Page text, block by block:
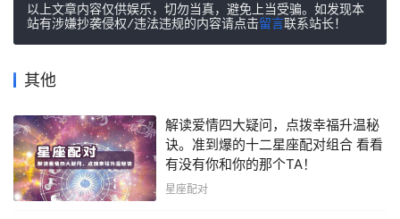
以上文章内容仅供娱乐，切勿当真，避免上当受骗。如发现本
站有涉嫌抄袭侵权/违法违规的内容请点击留言联系站长！
其他
解读爱情四大疑问，点拨幸福升温秘
诀。准到爆的十二星座配对组合 看看
有没有你和你的那个TA！
星座配对